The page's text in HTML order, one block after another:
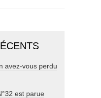
avez-vous perdu
est parue